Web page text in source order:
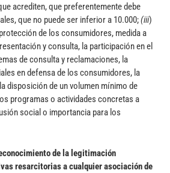
acrediten, que preferentemente debe
que no puede ser inferior a 10.000;(iii)
de los consumidores, medida a
y consulta, la participación en el
de consulta y reclamaciones, la
en defensa de los consumidores, la
disposición de un volumen mínimo de
los programas o actividades concretas a
social o importancia para los
de la legitimación
resarcitorias a cualquier asociación de